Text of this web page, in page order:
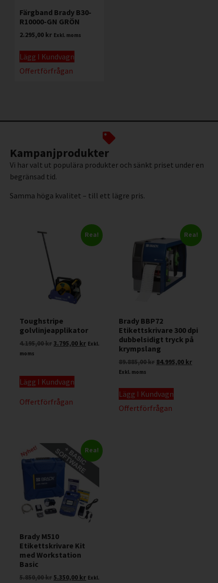
Färgband Brady B30-
R10000-GN GRÖN
2.295,00 kr Exkl. moms
Lägg I Kundvagn
Offertförfrågan
Kampanjprodukter
Vi har valt ut populära produkter och sänkt priset under en
begränsad tid.
Samma höga kvalitet – till ett lägre pris.
Rea!
Toughstripe
golvlinjeapplikator
4.195,00kr3.795,00 kr Exkl.
moms
Lägg I Kundvagn
Offertförfrågan
Rea!
Brady BBP72
Etikettskrivare 300 dpi
dubbelsidigt tryck på
krympslang
89.885,00kr 84.995,00 kr
Exkl. moms
Lägg I Kundvagn
Offertförfrågan
Rea!
Brady M510
Etikettskrivare Kit
med Workstation
Basic
5.850,00kr5.350,00 kr Exkl.